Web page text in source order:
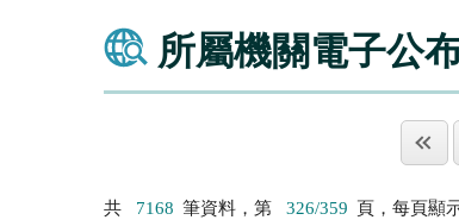
所屬機關電子公
共 7168 筆資料，第 326/359 頁，每頁顯